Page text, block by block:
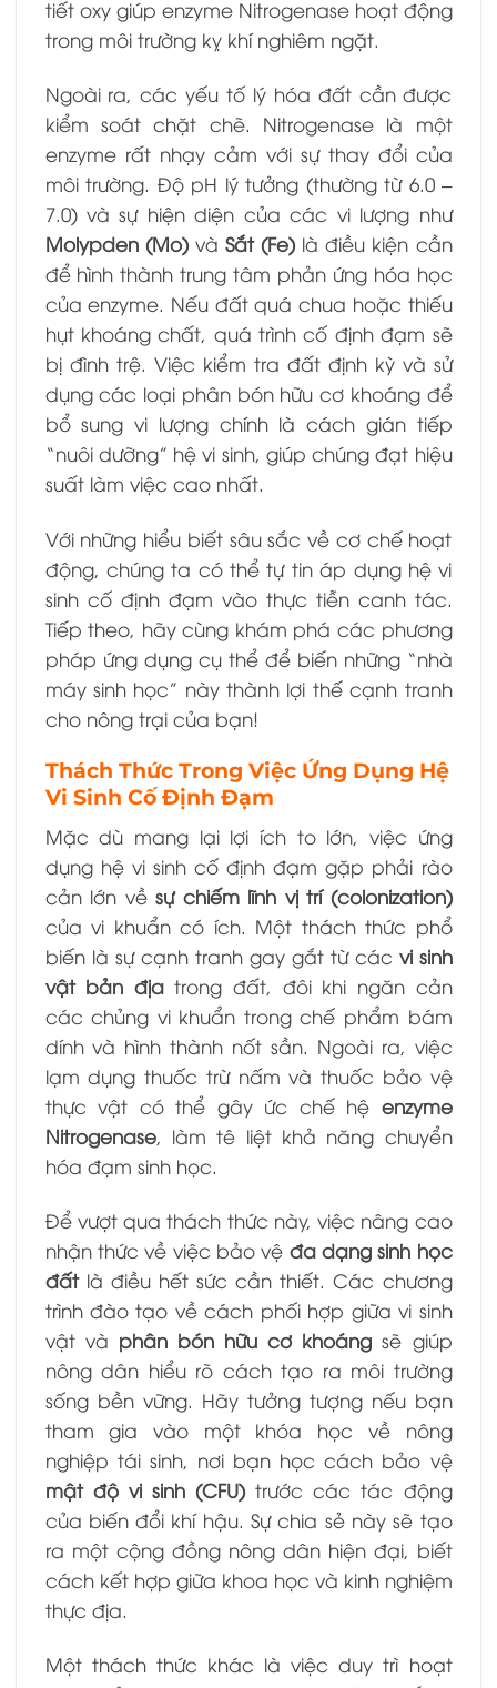
tiết oxy giúp enzyme Nitrogenase hoạt động
trong môi trường kỵ khí nghiêm ngặt.
Ngoài ra, các yếu tố lý hóa đất cần được
kiểm soát chặt chẽ. Nitrogenase là một
enzyme rất nhạy cảm với sự thay đổi của
môi trường. Độ pH lý tưởng (thường từ 6.0 –
7.0) và sự hiện diện của các vi lượng như
Molypden (Mo)và Sắt (Fe) là điều kiện cần
để hình thành trung tâm phản ứng hóa học
của enzyme. Nếu đất quá chua hoặc thiếu
hụt khoáng chất, quá trình cố định đạm sẽ
bị đình trệ. Việc kiểm tra đất định kỳ và sử
dụng các loại phân bón hữu cơ khoáng để
bổ sung vi lượng chính là cách gián tiếp
“nuôi dưỡng” hệ vi sinh, giúp chúng đạt hiệu
suất làm việc cao nhất.
Với những hiểu biết sâu sắc về cơ chế hoạt
động, chúng ta có thể tự tin áp dụng hệ vi
sinh cố định đạm vào thực tiễn canh tác.
Tiếp theo, hãy cùng khám phá các phương
pháp ứng dụng cụ thể để biến những “nhà
máy sinh học” này thành lợi thế cạnh tranh
cho nông trại của bạn!
Thách Thức Trong Việc Ứng Dụng Hệ
Vi Sinh Cố Định Đạm
Mặc dù mang lại lợi ích to lớn, việc ứng
dụng hệ vi sinh cố định đạm gặp phải rào
cản lớn về sự chiếm lĩnh vị trí (colonization)
của vi khuẩn có ích. Một thách thức phổ
biến là sự cạnh tranh gay gắt từ các vi sinh
vật bản địatrong đất, đôi khi ngăn cản
các chủng vi khuẩn trong chế phẩm bám
dính và hình thành nốt sần. Ngoài ra, việc
lạm dụng thuốc trừ nấm và thuốc bảo vệ
thực vật có thể gây ức chế hệ enzyme
Nitrogenase, làm tê liệt khả năng chuyển
hóa đạm sinh học.
Để vượt qua thách thức này, việc nâng cao
nhận thức về việc bảo vệ đa dạng sinh học
đấtlà điều hết sức cần thiết. Các chương
trình đào tạo về cách phối hợp giữa vi sinh
vật và phân bón hữu cơ khoáng sẽ giúp
nông dân hiểu rõ cách tạo ra môi trường
sống bền vững. Hãy tưởng tượng nếu bạn
tham gia vào một khóa học về nông
nghiệp tái sinh, nơi bạn học cách bảo vệ
mật độ vi sinh (CFU) trước các tác động
của biến đổi khí hậu. Sự chia sẻ này sẽ tạo
ra một cộng đồng nông dân hiện đại, biết
cách kết hợp giữa khoa học và kinh nghiệm
thực địa.
Một thách thức khác là việc duy trì hoạt